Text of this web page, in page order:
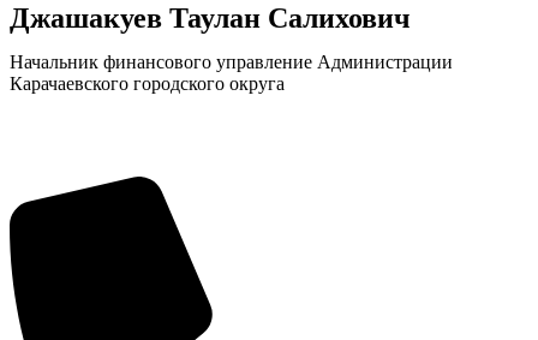
Джашакуев Таулан Салихович
Начальник финансового управление Администрации
Карачаевского городского округа